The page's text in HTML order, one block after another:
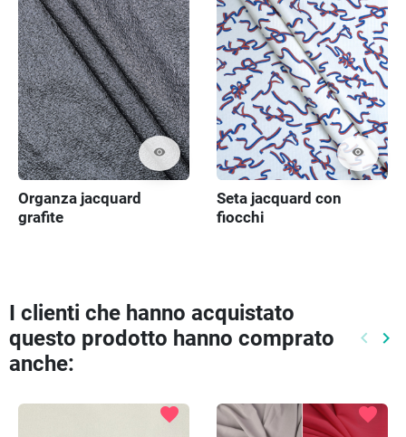
visibility
Organza jacquard
grafite
visibility
Seta jacquard con
fiocchi
I clienti che hanno acquistato
questo prodotto hanno comprato
anche:
keyboard_arrow_left keyboard_arrow_right
favorite favorite